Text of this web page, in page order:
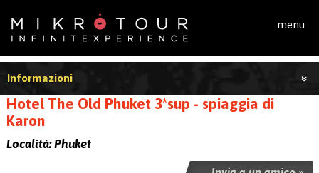
menu
Informazioni
Hotel The Old Phuket 3*sup - spiaggia di
Karon
Località:Phuket